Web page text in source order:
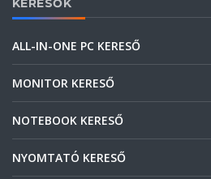
KERESŐK
ALL-IN-ONE PC KERESŐ
MONITOR KERESŐ
NOTEBOOK KERESŐ
NYOMTATÓ KERESŐ